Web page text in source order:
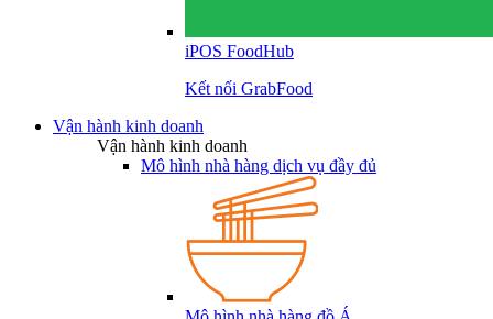
iPOS FoodHub
Kết nối GrabFood
Vận hành kinh doanh
Vận hành kinh doanh
Mô hình nhà hàng dịch vụ đầy đủ